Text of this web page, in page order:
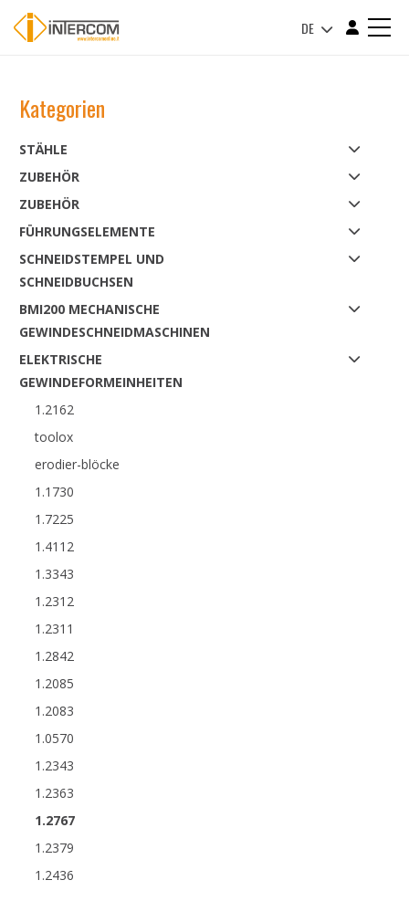
DE
Kategorien
STÄHLE
ZUBEHÖR
ZUBEHÖR
FÜHRUNGSELEMENTE
SCHNEIDSTEMPEL UND
SCHNEIDBUCHSEN
BMI200 MECHANISCHE
GEWINDESCHNEIDMASCHINEN
ELEKTRISCHE
GEWINDEFORMEINHEITEN
1.2162
toolox
erodier-blöcke
1.1730
1.7225
1.4112
1.3343
1.2312
1.2311
1.2842
1.2085
1.2083
1.0570
1.2343
1.2363
1.2767
1.2379
1.2436